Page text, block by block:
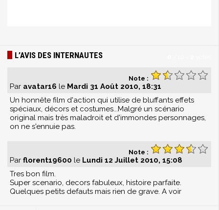
L’AVIS DES INTERNAUTES
Note :
Par avatar16 le Mardi 31 Août 2010, 18:31
Un honnête film d'action qui utilise de bluffants effets
spéciaux, décors et costumes...Malgré un scénario
original mais très maladroit et d'immondes personnages,
on ne s'ennuie pas.
Note :
Par florent19600 le Lundi 12 Juillet 2010, 15:08
Tres bon film.
Super scenario, decors fabuleux, histoire parfaite.
Quelques petits defauts mais rien de grave. A voir